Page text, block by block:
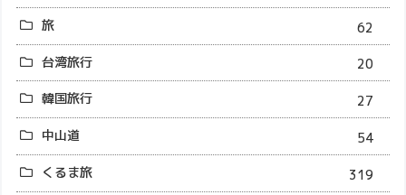
旅
62
台湾旅行
20
韓国旅行
27
中山道
54
くるま旅
319